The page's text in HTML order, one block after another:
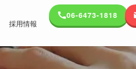
採用情報
06-6473-1818